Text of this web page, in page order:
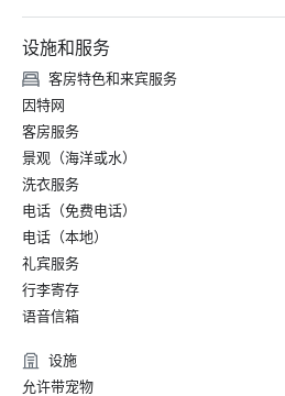
设施和服务
客房特色和来宾服务
因特网
客房服务
景观（海洋或水）
洗衣服务
电话（免费电话）
电话（本地）
礼宾服务
行李寄存
语音信箱
设施
允许带宠物